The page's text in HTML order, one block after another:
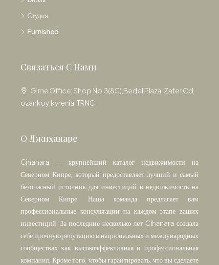
Студия
Furnished
Связаться С Нами
Girne Office: Shop No.3(8C),Bedel Plaza, Zafer Cd,
ozankoy, kyrenia, TRNC
О Джиханаре
Cihanara — крупнейший каталог недвижимости на
Северном Кипре, который предоставляет лучший и самый
безопасный источник для инвестиций в недвижимость на
Северном Кипре. Наша команда предлагает вам
профессиональные консультации на каждом этапе ваших
инвестиций. За последние несколько лет Cihanara создала
себе прочную репутацию в национальных и международных
сообществах как высокоэффективная и профессиональная
компания. Кроме того, чтобы гарантировать, что вы сделаете